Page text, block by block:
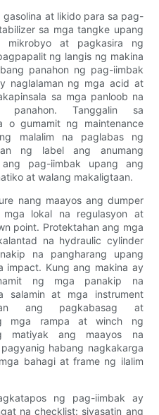
at likido para sa pag-
sa mga tangke upang
mikrobyo at pagkasira ng
ng langis ng makina
panahon ng pag-iimbak
naglalaman ng mga acid at
sa mga panloob na
Tanggalin sa
o gumamit ng maintenance
malalim na paglabas ng
ng label ang anumang
pag-iimbak upang ang
at walang makaligtaan.
nang maayos ang dumper
lokal na regulasyon at
point. Protektahan ang mga
na hydraulic cylinder
na pangharang upang
impact. Kung ang makina ay
ng mga panakip na
salamin at mga instrument
ang pagkabasag at
mga rampa at winch ng
matiyak ang maayos na
habang nagkakarga
bahagi at frame ng ilalim
ng pag-iimbak ay
na checklist: siyasatin ang